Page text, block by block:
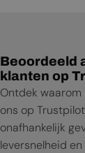
Beoordeeld
klanten op
Ontdek
ons op
onafhankelijk
leversnelheid